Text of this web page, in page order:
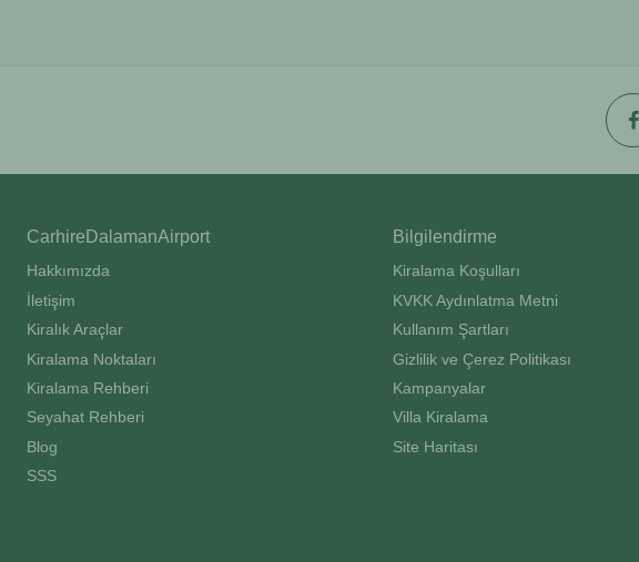
CarhireDalamanAirport
Hakkımızda
İletişim
Kiralık Araçlar
Kiralama Noktaları
Kiralama Rehberi
Seyahat Rehberi
Blog
SSS
Bilgilendirme
Kiralama Koşulları
KVKK Aydınlatma Metni
Kullanım Şartları
Gizlilik ve Çerez Politikası
Kampanyalar
Villa Kiralama
Site Haritası